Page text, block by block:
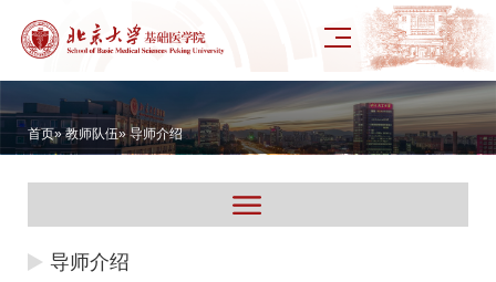
首页»教师队伍» 导师介绍
导师介绍